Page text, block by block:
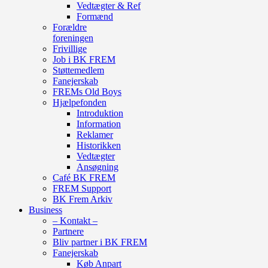
Vedtægter & Ref
Formænd
Forældre
foreningen
Frivillige
Job i BK FREM
Støttemedlem
Fanejerskab
FREMs Old Boys
Hjælpefonden
Introduktion
Information
Reklamer
Historikken
Vedtægter
Ansøgning
Café BK FREM
FREM Support
BK Frem Arkiv
Business
– Kontakt –
Partnere
Bliv partner i BK FREM
Fanejerskab
Køb Anpart